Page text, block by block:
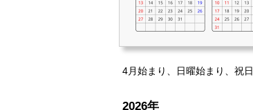
4月始まり、日曜始まり、祝日
2026年